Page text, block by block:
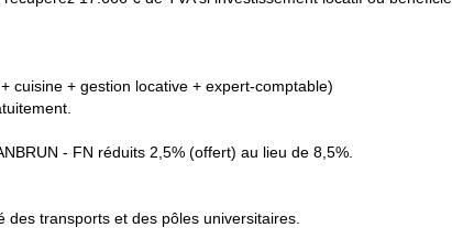
cuisine + gestion locative + expert-comptable)
- FN réduits 2,5% (offert) au lieu de 8,5%.
transports et des pôles universitaires.